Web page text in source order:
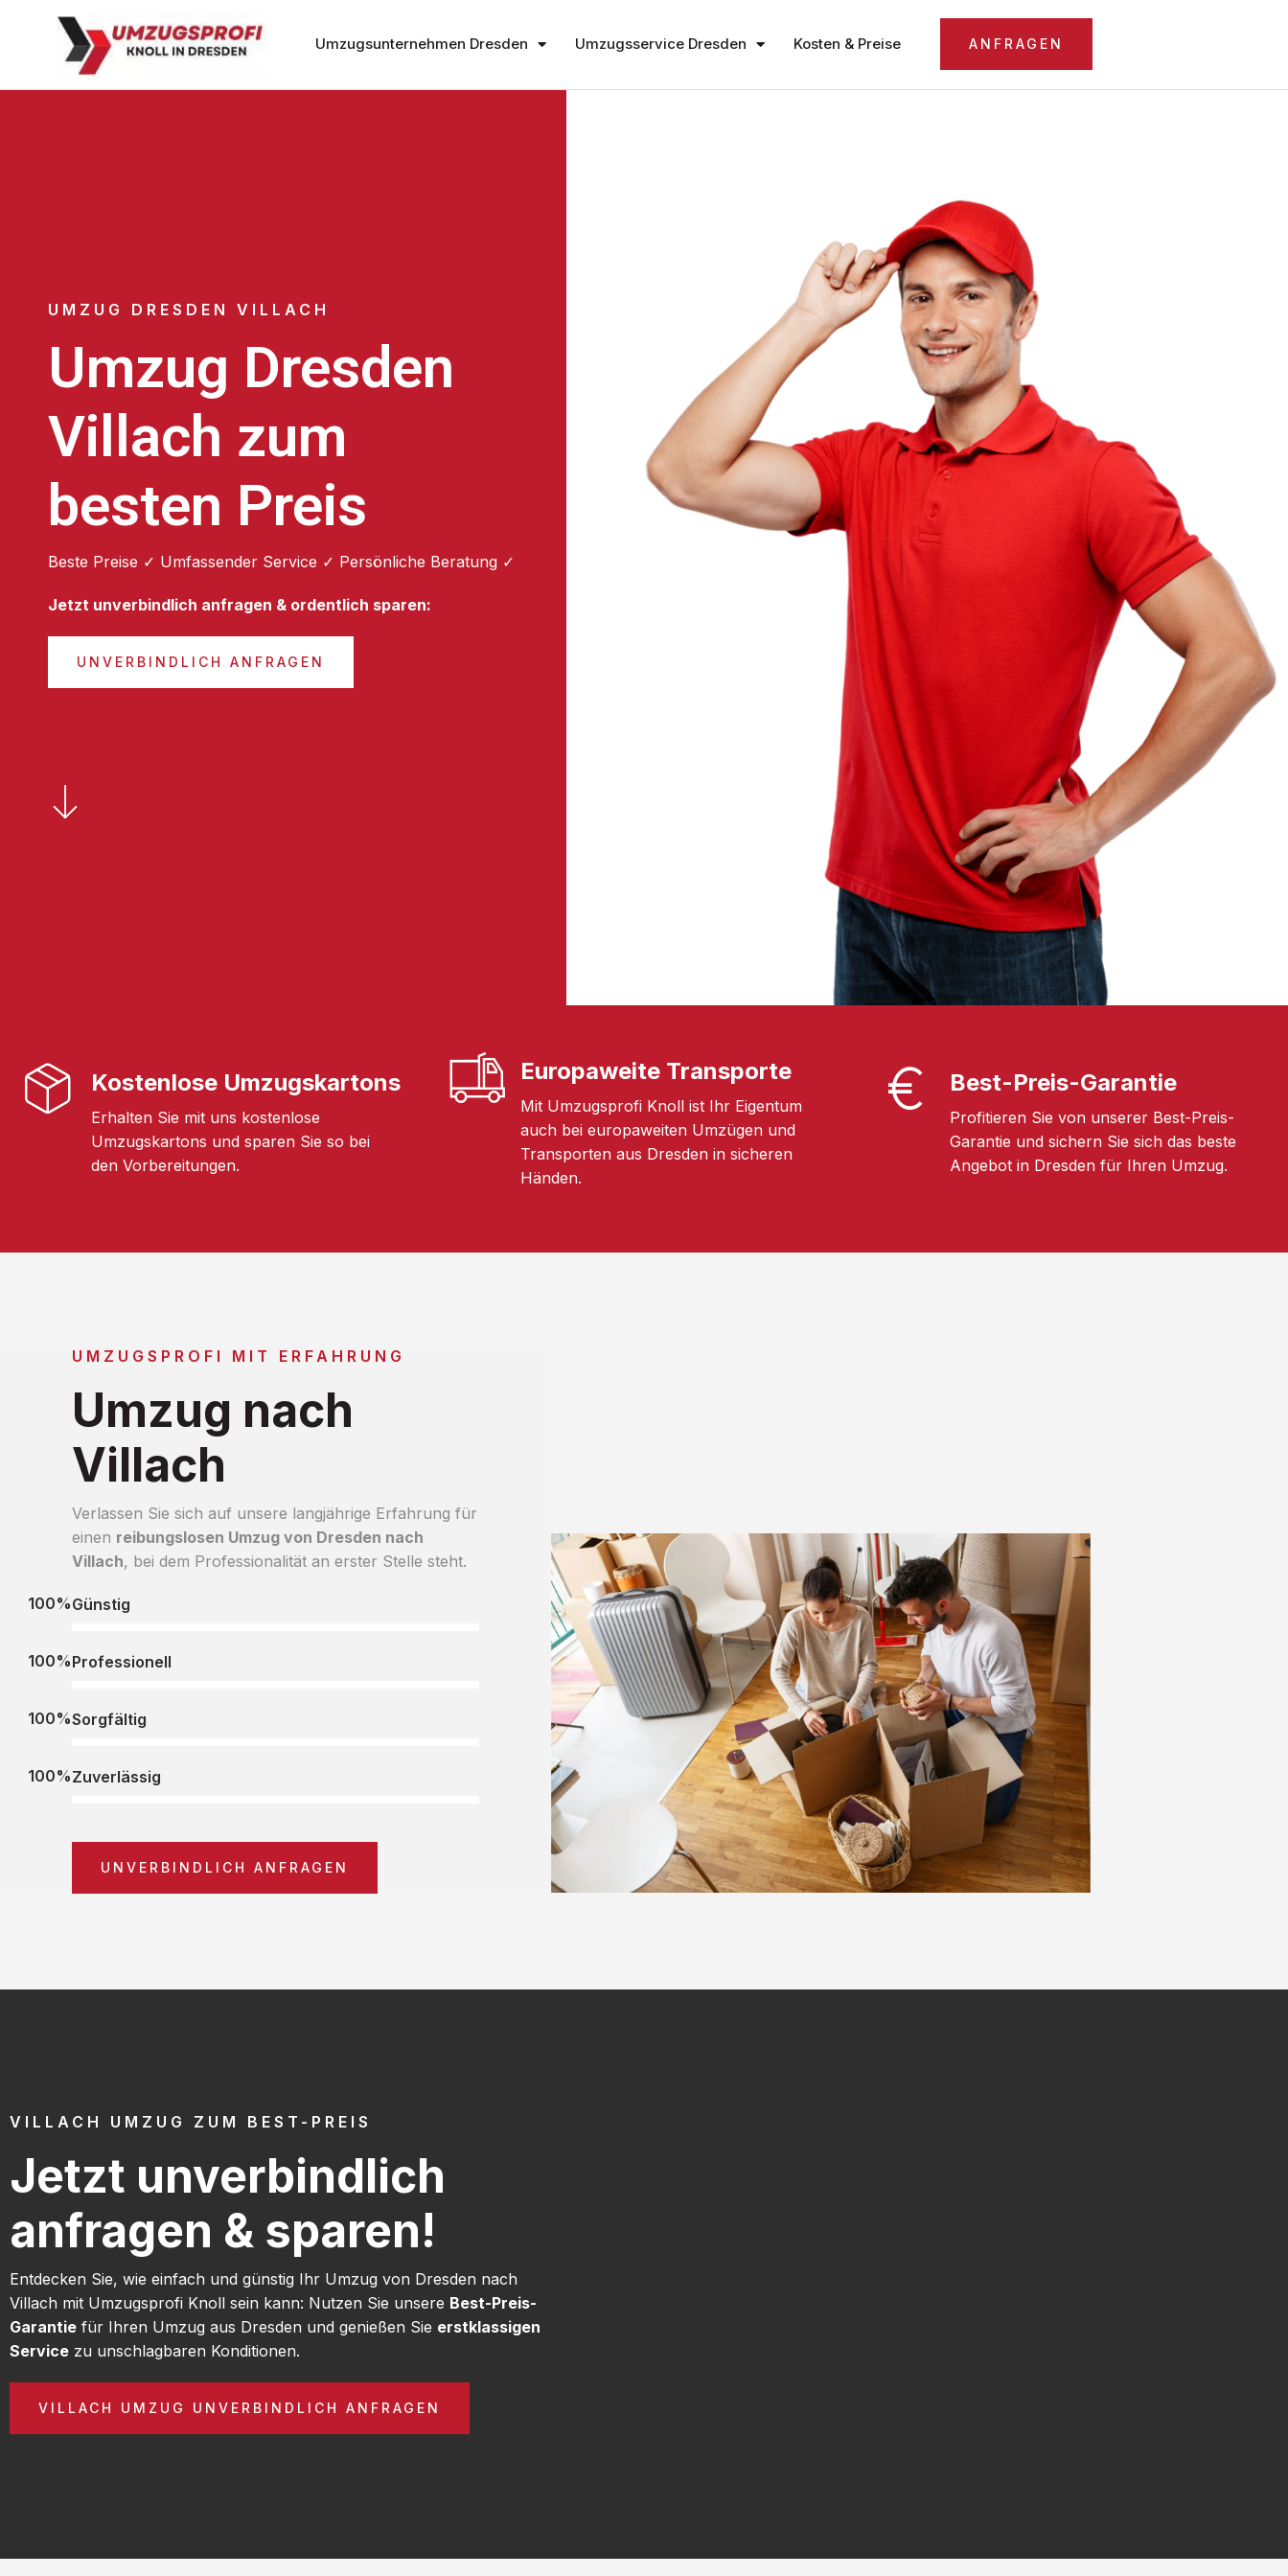
Umzugsunternehmen Dresden Umzugsservice Dresden Kosten & Preise ANFRAGEN
UMZUG DRESDEN VILLACH
Umzug Dresden
Villach zum
besten Preis
Beste Preise ✓ Umfassender Service ✓ Persönliche Beratung ✓
Jetzt unverbindlich anfragen & ordentlich sparen:
UNVERBINDLICH ANFRAGEN
Kostenlose Umzugskartons
Erhalten Sie mit uns kostenlose
Umzugskartons und sparen Sie so bei
den Vorbereitungen.
Europaweite Transporte
Mit Umzugsprofi Knoll ist Ihr Eigentum
auch bei europaweiten Umzügen und
Transporten aus Dresden in sicheren
Händen.
Best-Preis-Garantie
Profitieren Sie von unserer Best-Preis-
Garantie und sichern Sie sich das beste
Angebot in Dresden für Ihren Umzug.
UMZUGSPROFI MIT ERFAHRUNG
Umzug nach
Villach
Verlassen Sie sich auf unsere langjährige Erfahrung für
einen reibungslosen Umzug von Dresden nach
Villach, bei dem Professionalität an erster Stelle steht.
Günstig
100%
Professionell
100%
Sorgfältig
100%
Zuverlässig
100%
UNVERBINDLICH ANFRAGEN
VILLACH UMZUG ZUM BEST-PREIS
Jetzt unverbindlich
anfragen & sparen!
Entdecken Sie, wie einfach und günstig Ihr Umzug von Dresden nach
Villach mit Umzugsprofi Knoll sein kann: Nutzen Sie unsere Best-Preis-
Garantie für Ihren Umzug aus Dresden und genießen Sie erstklassigen
Service zu unschlagbaren Konditionen.
VILLACH UMZUG UNVERBINDLICH ANFRAGEN